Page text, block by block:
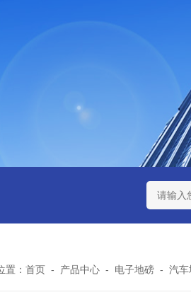
SCS-18米
置：首页 - 产品中心 - 电子地磅 -汽